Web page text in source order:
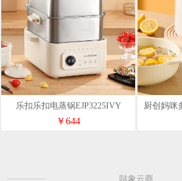
乐扣乐扣电蒸锅EJP3225IVY
￥644
厨创妈咪
饭煲
哒象云商